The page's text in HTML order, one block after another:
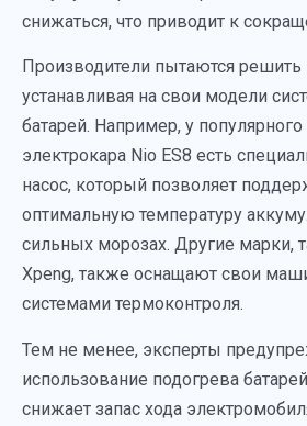
снижаться, что приводит к
Производители пытаются решить
устанавливая на свои модели
батарей. Например, у
электрокара Nio ES8 есть
насос, который позволяет
оптимальную температуру
сильных морозах. Другие марки,
Xpeng, также оснащают свои
системами термоконтроля.
Тем не менее, эксперты
использование подогрева
снижает запас хода